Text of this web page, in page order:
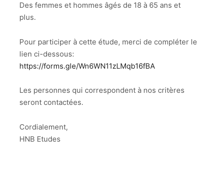
Des femmes et hommes âgés de 18 à 65 ans et
plus.
Pour participer à cette étude, merci de compléter le
lien ci-dessous:
https://forms.gle/Wn6WN11zLMqb16fBA
Les personnes qui correspondent à nos critères
seront contactées.
Cordialement,
HNB Etudes